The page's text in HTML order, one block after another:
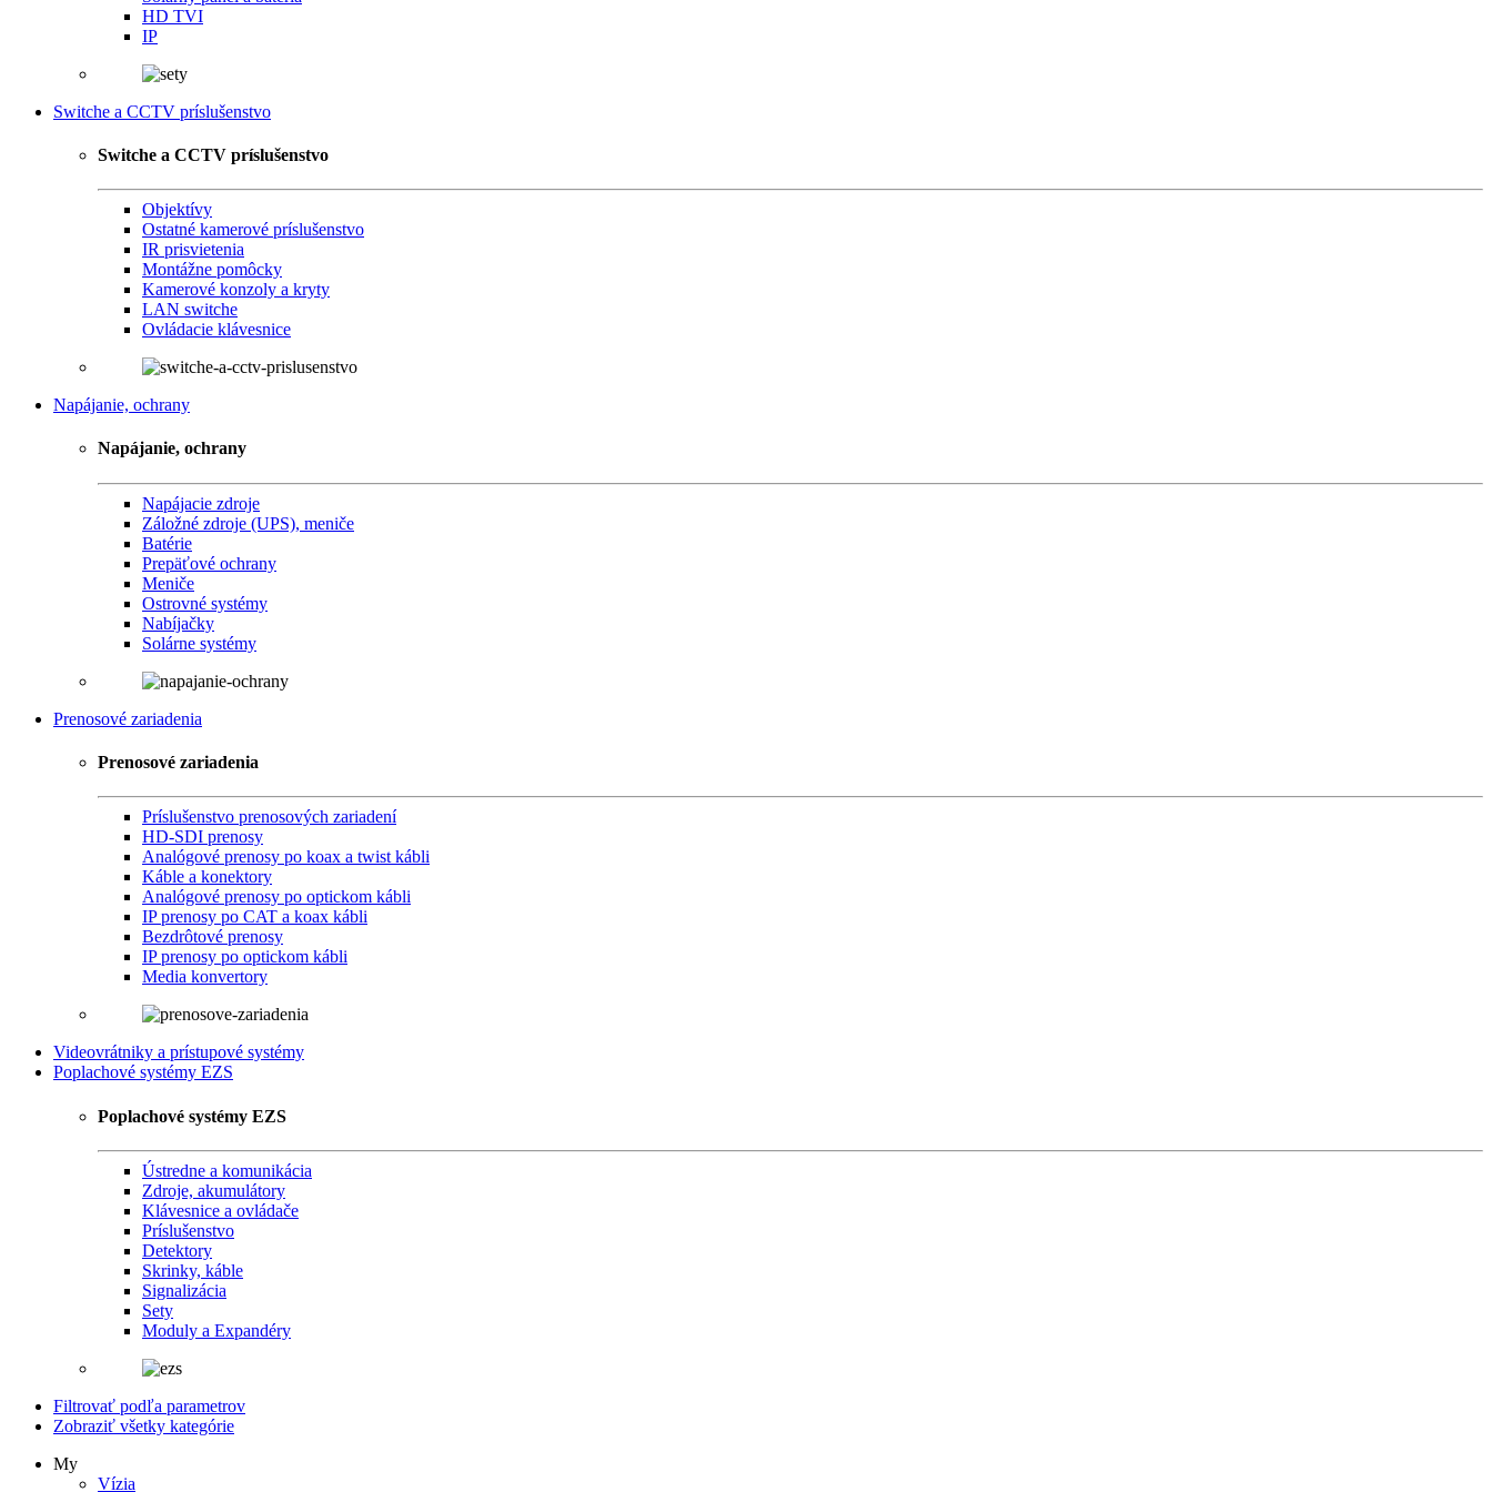
HD TVI
IP
Switche a CCTV príslušenstvo
Switche a CCTV príslušenstvo
Objektívy
Ostatné kamerové príslušenstvo
IR prisvietenia
Montážne pomôcky
Kamerové konzoly a kryty
LAN switche
Ovládacie klávesnice
Napájanie, ochrany
Napájanie, ochrany
Napájacie zdroje
Záložné zdroje (UPS), meniče
Batérie
Prepäťové ochrany
Meniče
Ostrovné systémy
Nabíjačky
Solárne systémy
Prenosové zariadenia
Prenosové zariadenia
Príslušenstvo prenosových zariadení
HD-SDI prenosy
Analógové prenosy po koax a twist kábli
Káble a konektory
Analógové prenosy po optickom kábli
IP prenosy po CAT a koax kábli
Bezdrôtové prenosy
IP prenosy po optickom kábli
Media konvertory
Videovrátniky a prístupové systémy
Poplachové systémy EZS
Poplachové systémy EZS
Ústredne a komunikácia
Zdroje, akumulátory
Klávesnice a ovládače
Príslušenstvo
Detektory
Skrinky, káble
Signalizácia
Sety
Moduly a Expandéry
Filtrovať podľa parametrov
Zobraziť všetky kategórie
My
Vízia